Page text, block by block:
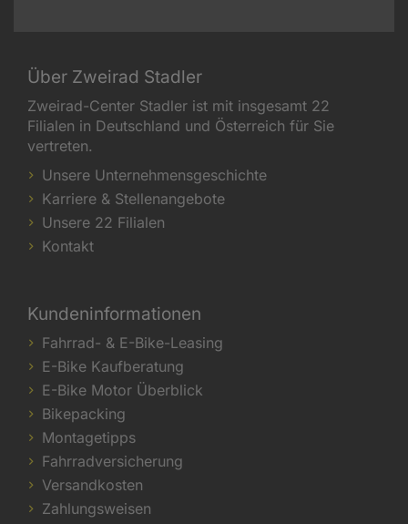
Über Zweirad Stadler
Zweirad-Center Stadler ist mit insgesamt 22
Filialen in Deutschland und Österreich für Sie
vertreten.
Unsere Unternehmensgeschichte
Karriere & Stellenangebote
Unsere 22 Filialen
Kontakt
Kundeninformationen
Fahrrad- & E-Bike-Leasing
E-Bike Kaufberatung
E-Bike Motor Überblick
Bikepacking
Montagetipps
Fahrradversicherung
Versandkosten
Zahlungsweisen